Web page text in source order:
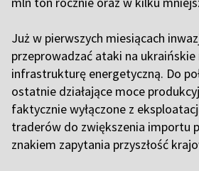
Już w pierwszych miesiącach
przeprowadzać ataki na
infrastrukturę energetyczną. Do
ostatnie działające moce
faktycznie wyłączone z
traderów do zwiększenia importu
znakiem zapytania przyszłość